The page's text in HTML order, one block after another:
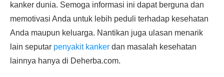
kanker dunia. Semoga informasi ini dapat berguna dan
memotivasi Anda untuk lebih peduli terhadap kesehatan
Anda maupun keluarga. Nantikan juga ulasan menarik
lain seputar penyakit kanker dan masalah kesehatan
lainnya hanya di Deherba.com.